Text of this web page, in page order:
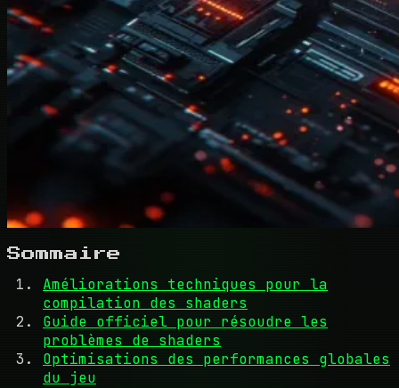
Sommaire
Améliorations techniques pour la
compilation des shaders
Guide officiel pour résoudre les
problèmes de shaders
Optimisations des performances globales
du jeu